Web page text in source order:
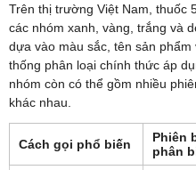
Trên thị trường Việt Nam, thuốc
các nhóm xanh, vàng, trắng và
dựa vào màu sắc, tên sản
thống phân loại chính thức áp
nhóm còn có thể gồm nhiều
khác nhau.
Cách gọi phổ biến
Phiên
phân